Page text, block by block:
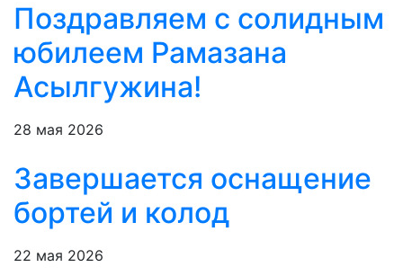
Поздравляем с солидным
юбилеем Рамазана
Асылгужина!
28 мая 2026
Завершается оснащение
бортей и колод
22 мая 2026